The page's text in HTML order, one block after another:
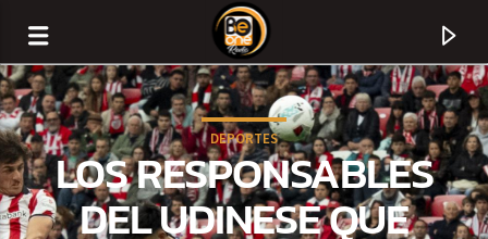
DEPORTES
LOS RESPONSABLES
DEL UDINESE QUE